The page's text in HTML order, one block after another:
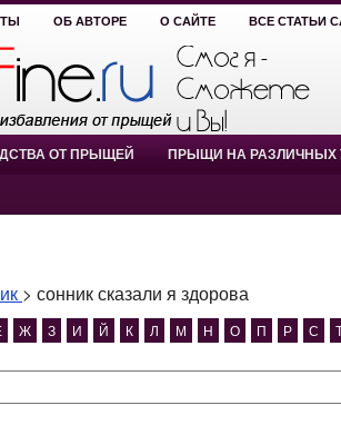
ОБ АВТОРЕ О САЙТЕ ВСЕ СТАТЬИ
ОТ ПРЫЩЕЙ ПРЫЩИ НА РАЗЛИЧНЫХ
> сонник сказали я здорова
Ж З И Й К Л М Н О П Р С